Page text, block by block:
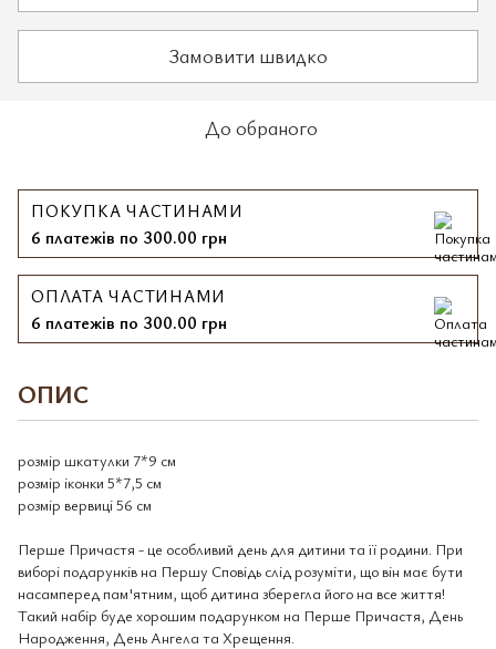
Замовити швидко
До обраного
ПОКУПКА ЧАСТИНАМИ
6 платежів по 300.00 грн
ОПЛАТА ЧАСТИНАМИ
6 платежів по 300.00 грн
ОПИС
розмір шкатулки 7*9 см
розмір іконки 5*7,5 см
розмір вервиці 56 см
Перше Причастя - це особливий день для дитини та її родини. При
виборі подарунків на Першу Сповідь слід розуміти, що він має бути
насамперед пам'ятним, щоб дитина зберегла його на все життя!
Такий набір буде хорошим подарунком на Перше Причастя, День
Народження, День Ангела та Хрещення.